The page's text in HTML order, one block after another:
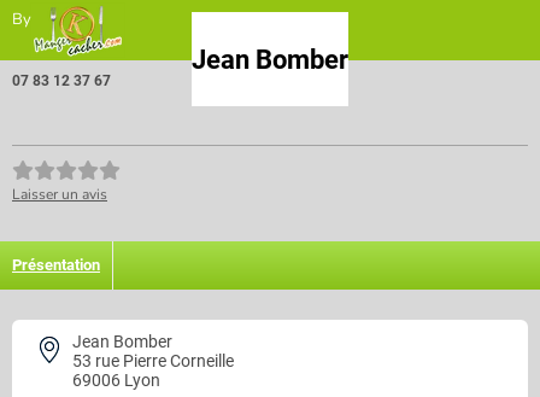
By
Jean Bomber
07 83 12 37 67
Laisser un avis
Présentation
Jean Bomber
53 rue Pierre Corneille
69006 Lyon